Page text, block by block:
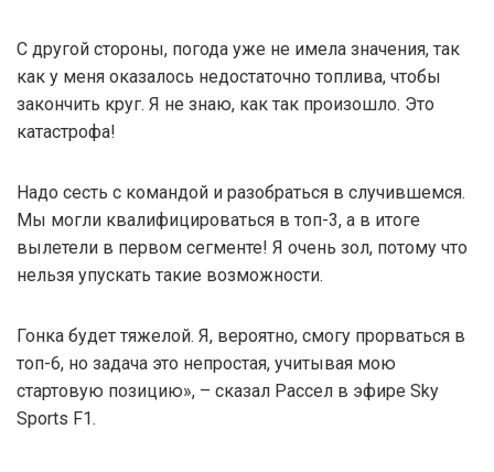
С другой стороны, погода уже не имела значения, так
как у меня оказалось недостаточно топлива, чтобы
закончить круг. Я не знаю, как так произошло. Это
катастрофа!
Надо сесть с командой и разобраться в случившемся.
Мы могли квалифицироваться в топ-3, а в итоге
вылетели в первом сегменте! Я очень зол, потому что
нельзя упускать такие возможности.
Гонка будет тяжелой. Я, вероятно, смогу прорваться в
топ-6, но задача это непростая, учитывая мою
стартовую позицию», – сказал Рассел в эфире Sky
Sports F1.